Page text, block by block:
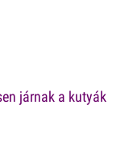
járnak a kutyák